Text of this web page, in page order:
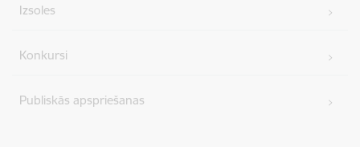
Izsoles
Konkursi
Publiskās apspriešanas